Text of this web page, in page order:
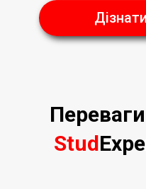
Переваги
Stud